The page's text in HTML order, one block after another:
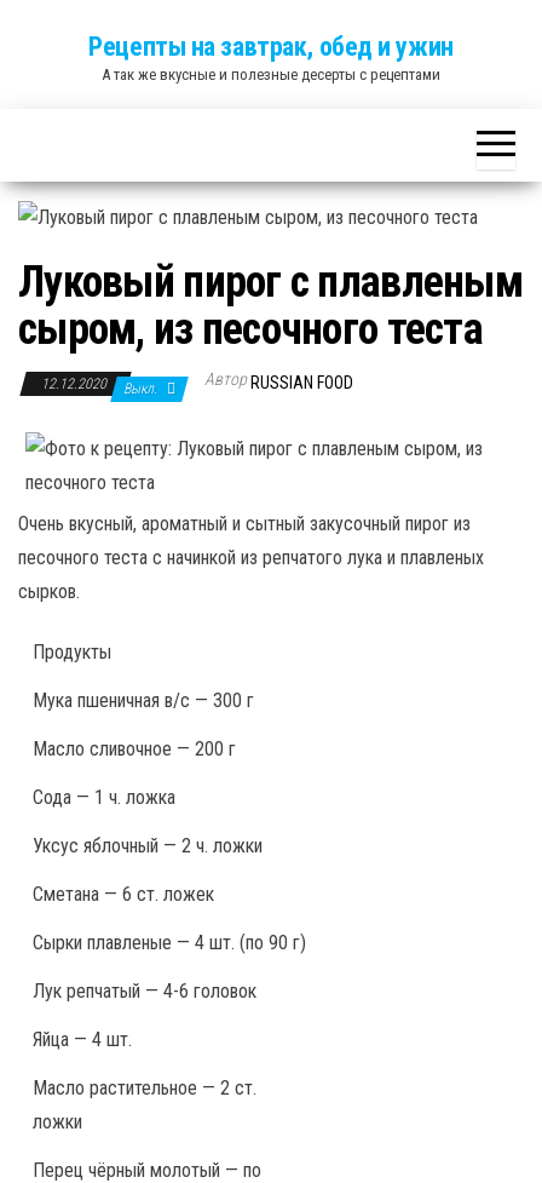
Рецепты на завтрак, обед и ужин
А так же вкусные и полезные десерты с рецептами
Луковый пирог с плавленым
сыром, из песочного теста
12.12.2020 Выкл. Автор RUSSIAN FOOD
Очень вкусный, ароматный и сытный закусочный пирог из
песочного теста с начинкой из репчатого лука и плавленых
сырков.
Продукты
Мука пшеничная в/с — 300 г
Масло сливочное — 200 г
Сода — 1 ч. ложка
Уксус яблочный — 2 ч. ложки
Сметана — 6 ст. ложек
Сырки плавленые — 4 шт. (по 90 г)
Лук репчатый — 4-6 головок
Яйца — 4 шт.
Масло растительное — 2 ст.
ложки
Перец чёрный молотый — по